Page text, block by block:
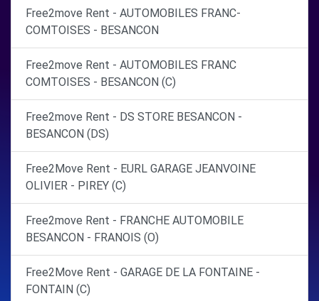
Free2move Rent - AUTOMOBILES FRANC-
COMTOISES - BESANCON
Free2move Rent - AUTOMOBILES FRANC
COMTOISES - BESANCON (C)
Free2move Rent - DS STORE BESANCON -
BESANCON (DS)
Free2Move Rent - EURL GARAGE JEANVOINE
OLIVIER - PIREY (C)
Free2move Rent - FRANCHE AUTOMOBILE
BESANCON - FRANOIS (O)
Free2Move Rent - GARAGE DE LA FONTAINE -
FONTAIN (C)